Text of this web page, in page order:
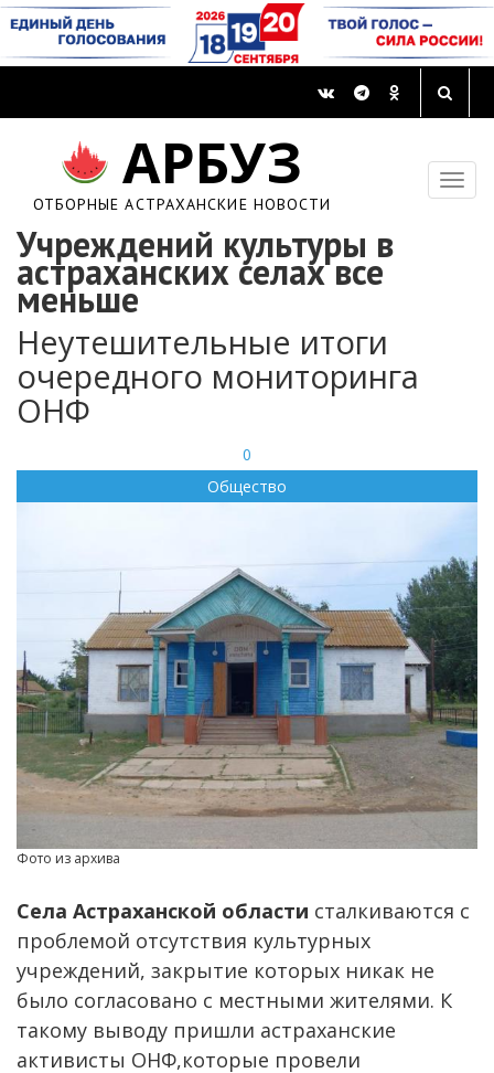
АРБУЗ
ОТБОРНЫЕ АСТРАХАНСКИЕ НОВОСТИ
Учреждений культуры в
астраханских селах все
меньше
Неутешительные итоги
очередного мониторинга
ОНФ
0
Общество
Фото из архива
Села Астраханской области сталкиваются с
проблемой отсутствия культурных
учреждений, закрытие которых никак не
было согласовано с местными жителями. К
такому выводу пришли астраханские
активисты ОНФ,которые провели